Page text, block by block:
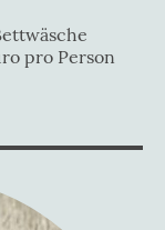
pro Person